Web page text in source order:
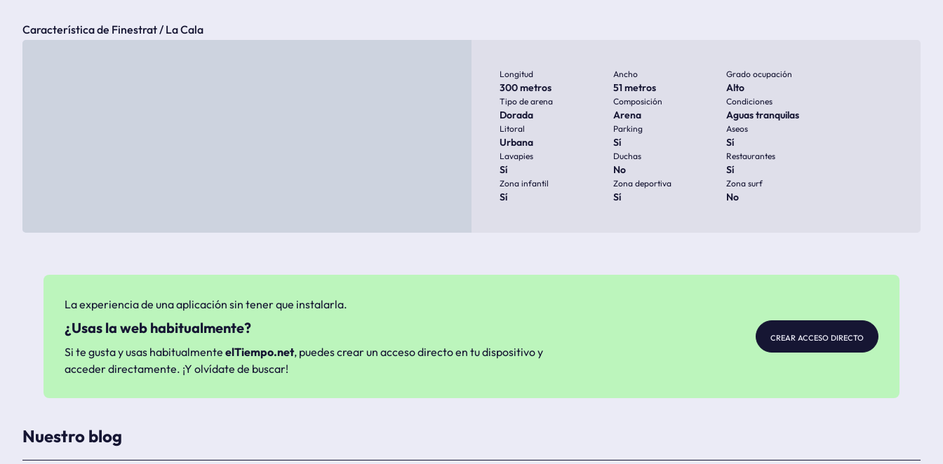
Característica de Finestrat / La Cala
Longitud
300 metros
Ancho
51 metros
Grado ocupación
Alto
Tipo de arena
Dorada
Composición
Arena
Condiciones
Aguas tranquilas
Litoral
Urbana
Parking
Sí
Aseos
Sí
Lavapies
Sí
Duchas
No
Restaurantes
Sí
Zona infantil
Sí
Zona deportiva
Sí
Zona surf
No
La experiencia de una aplicación sin tener que instalarla.
¿Usas la web habitualmente?
Si te gusta y usas habitualmente elTiempo.net, puedes crear un acceso directo en tu dispositivo y
acceder directamente. ¡Y olvídate de buscar!
crear acceso directo
Nuestro blog